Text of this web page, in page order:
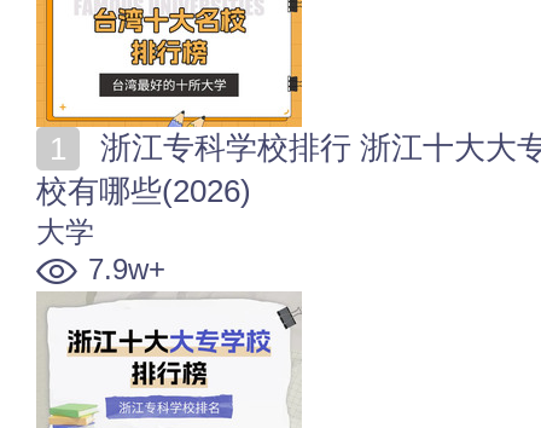
校有哪些(2026)
大学
7.9w+